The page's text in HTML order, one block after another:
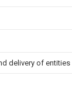
delivery of entities